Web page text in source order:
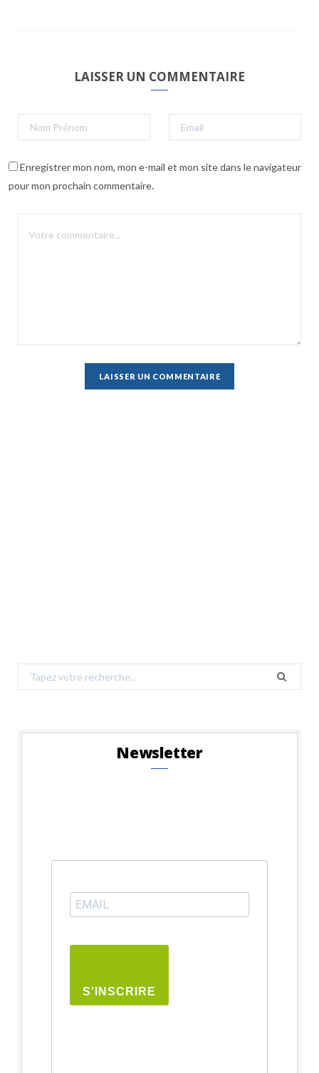
LAISSER UN COMMENTAIRE
Enregistrer mon nom, mon e-mail et mon site dans le navigateur
pour mon prochain commentaire.
Search
for:
Newsletter
S'INSCRIRE